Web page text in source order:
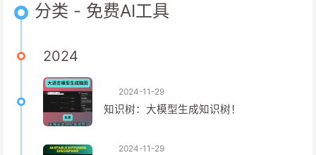
分类 - 免费AI工具
2024
2024-11-29
知识树：大模型生成知识树！
2024-11-29